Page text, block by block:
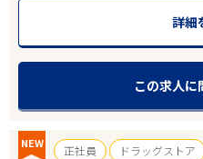
詳細
この求人に
NEW 正社員
ドラッグストア